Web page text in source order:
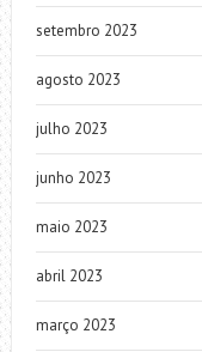
setembro 2023
agosto 2023
julho 2023
junho 2023
maio 2023
abril 2023
março 2023